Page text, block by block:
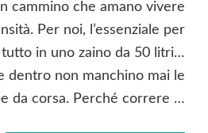
cammino che amano vivere
Per noi, l’essenziale per
in uno zaino da 50 litri…
dentro non manchino mai le
da corsa. Perché correre …